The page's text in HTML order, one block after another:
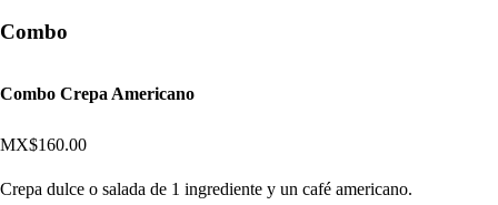
Combo
Combo Crepa Americano
MX$160.00
Crepa dulce o salada de 1 ingrediente y un café americano.